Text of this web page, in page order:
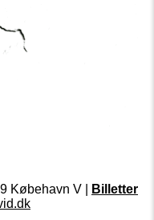
Købehavn V |
Billetter